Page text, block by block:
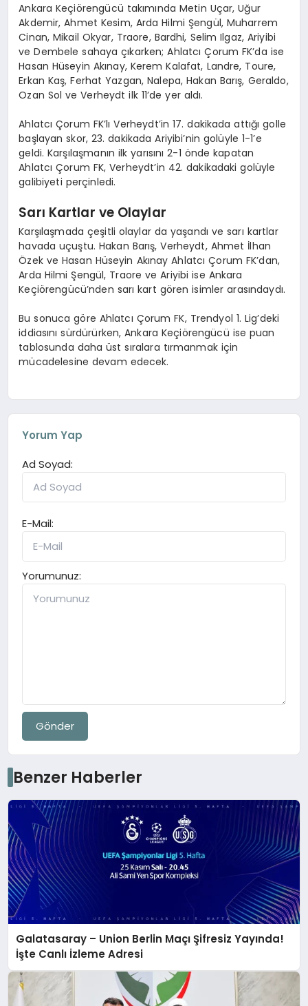
Ankara Keçiörengücü takımında Metin Uçar, Uğur
Akdemir, Ahmet Kesim, Arda Hilmi Şengül, Muharrem
Cinan, Mikail Okyar, Traore, Bardhi, Selim Ilgaz, Ariyibi
ve Dembele sahaya çıkarken; Ahlatcı Çorum FK’da ise
Hasan Hüseyin Akınay, Kerem Kalafat, Landre, Toure,
Erkan Kaş, Ferhat Yazgan, Nalepa, Hakan Barış, Geraldo,
Ozan Sol ve Verheydt ilk 11’de yer aldı.
Ahlatcı Çorum FK’lı Verheydt’in 17. dakikada attığı golle
başlayan skor, 23. dakikada Ariyibi’nin golüyle 1-1’e
geldi. Karşılaşmanın ilk yarısını 2-1 önde kapatan
Ahlatcı Çorum FK, Verheydt’in 42. dakikadaki golüyle
galibiyeti perçinledi.
Sarı Kartlar ve Olaylar
Karşılaşmada çeşitli olaylar da yaşandı ve sarı kartlar
havada uçuştu. Hakan Barış, Verheydt, Ahmet İlhan
Özek ve Hasan Hüseyin Akınay Ahlatcı Çorum FK’dan,
Arda Hilmi Şengül, Traore ve Ariyibi ise Ankara
Keçiörengücü’nden sarı kart gören isimler arasındaydı.
Bu sonuca göre Ahlatcı Çorum FK, Trendyol 1. Lig’deki
iddiasını sürdürürken, Ankara Keçiörengücü ise puan
tablosunda daha üst sıralara tırmanmak için
mücadelesine devam edecek.
Yorum Yap
Ad Soyad:
E-Mail:
Yorumunuz:
Gönder
Benzer Haberler
Galatasaray – Union Berlin Maçı Şifresiz Yayında!
İşte Canlı İzleme Adresi